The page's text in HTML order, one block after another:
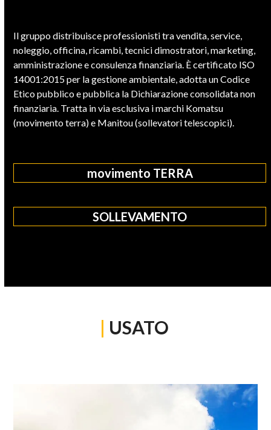
Il gruppo distribuisce professionisti tra vendita, service,
noleggio, officina, ricambi, tecnici dimostratori, marketing,
amministrazione e consulenza finanziaria. È certificato ISO
14001:2015 per la gestione ambientale, adotta un Codice
Etico pubblico e pubblica la Dichiarazione consolidata non
finanziaria. Tratta in via esclusiva i marchi Komatsu
(movimento terra) e Manitou (sollevatori telescopici).
movimento TERRA
SOLLEVAMENTO
| USATO